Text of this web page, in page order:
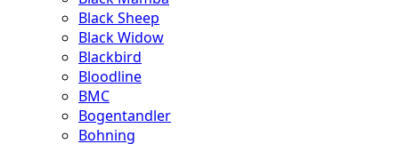
Black Sheep
Black Widow
Blackbird
Bloodline
BMC
Bogentandler
Bohning